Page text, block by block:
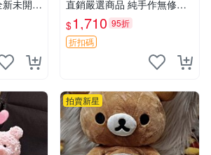
未開
盒裝，
熊兄
直銷嚴選商品 純手作無修圖
可收藏 郵差熊 Momo熊 標牌
商品
$1,710 95折
折扣碼
拍賣新星